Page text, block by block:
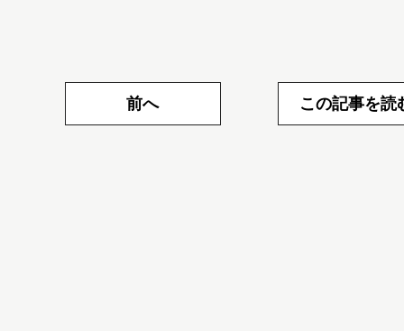
前へ この記事を読